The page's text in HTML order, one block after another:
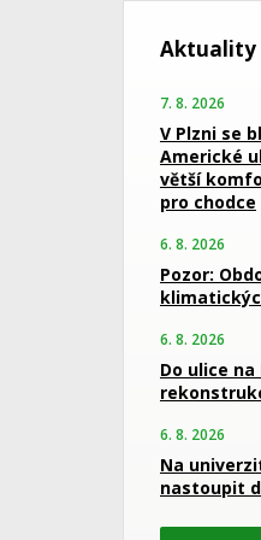
Aktuality
7. 8. 2026
V Plzni se
Americké
větší
pro chodce
6. 8. 2026
Pozor:
6. 8. 2026
Do ulice na
6. 8. 2026
Na
nastoupit